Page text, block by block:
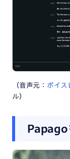
（音声元： ボイス
ル）
Papago